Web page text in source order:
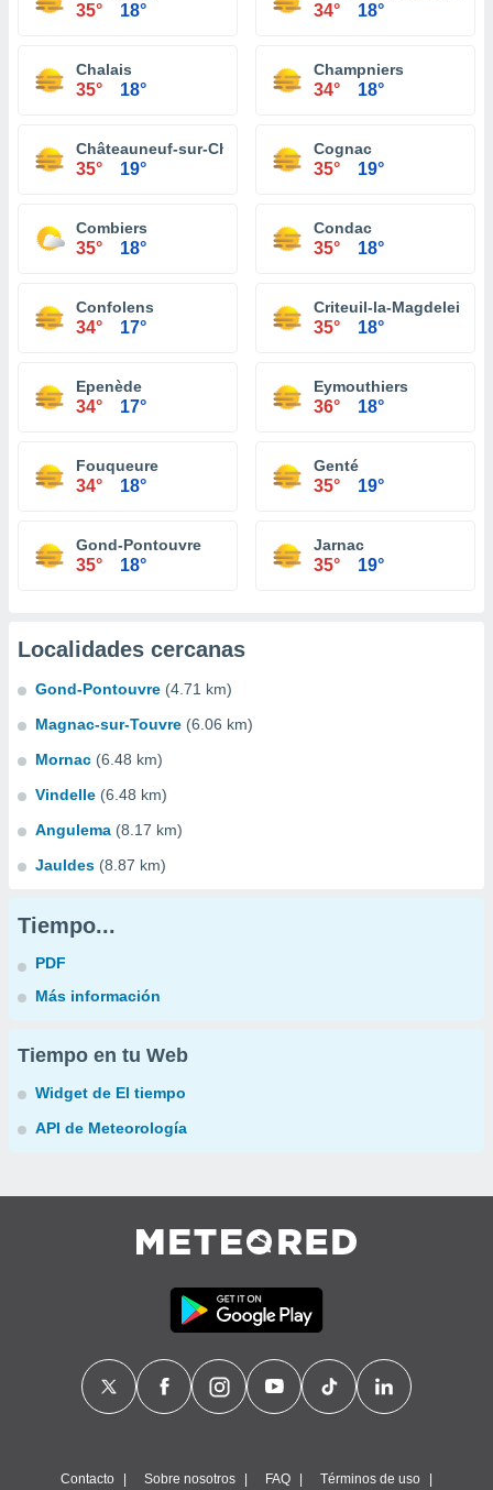
35° 18° 34° 18°
Chalais
35° 18°
Champniers
34° 18°
Châteauneuf-sur-Charente
35° 19°
Cognac
35° 19°
Combiers
35° 18°
Condac
35° 18°
Confolens
34° 17°
Criteuil-la-Magdeleine
35° 18°
Epenède
34° 17°
Eymouthiers
36° 18°
Fouqueure
34° 18°
Genté
35° 19°
Gond-Pontouvre
35° 18°
Jarnac
35° 19°
Localidades cercanas
Gond-Pontouvre (4.71 km)
Magnac-sur-Touvre (6.06 km)
Mornac (6.48 km)
Vindelle (6.48 km)
Angulema (8.17 km)
Jauldes (8.87 km)
Tiempo...
PDF
Más información
Tiempo en tu Web
Widget de El tiempo
API de Meteorología
Contacto Sobre nosotros FAQ Términos de uso